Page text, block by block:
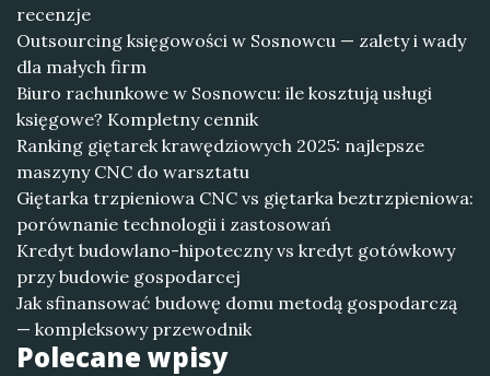
recenzje
Outsourcing księgowości w Sosnowcu — zalety i wady
dla małych firm
Biuro rachunkowe w Sosnowcu: ile kosztują usługi
księgowe? Kompletny cennik
Ranking giętarek krawędziowych 2025: najlepsze
maszyny CNC do warsztatu
Giętarka trzpieniowa CNC vs giętarka beztrzpieniowa:
porównanie technologii i zastosowań
Kredyt budowlano-hipoteczny vs kredyt gotówkowy
przy budowie gospodarcej
Jak sfinansować budowę domu metodą gospodarczą
— kompleksowy przewodnik
Polecane wpisy